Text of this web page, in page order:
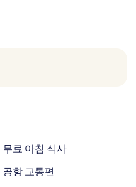
무료 아침 식사
공항 교통편